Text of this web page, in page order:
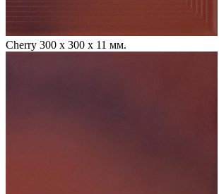
Cherry 300 x 300 x 11 мм.